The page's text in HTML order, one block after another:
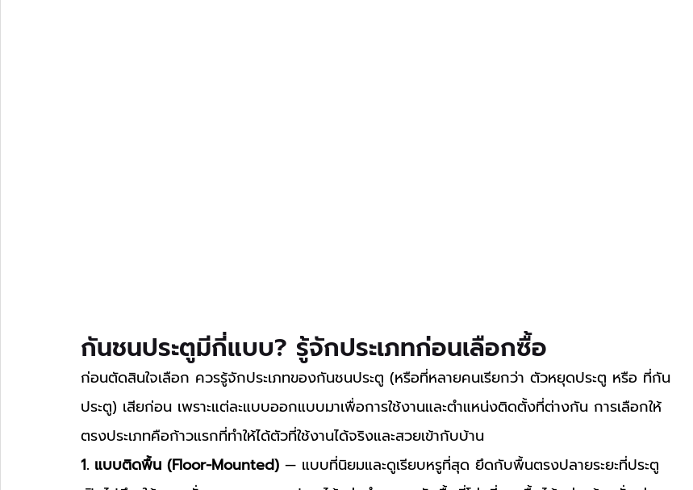
กันชนประตูมีกี่แบบ? รู้จักประเภทก่อนเลือกซื้อ
ก่อนตัดสินใจเลือก ควรรู้จักประเภทของกันชนประตู (หรือที่หลายคนเรียกว่า ตัวหยุดประตู หรือ ที่กัน
ประตู) เสียก่อน เพราะแต่ละแบบออกแบบมาเพื่อการใช้งานและตำแหน่งติดตั้งที่ต่างกัน การเลือกให้
ตรงประเภทคือก้าวแรกที่ทำให้ได้ตัวที่ใช้งานได้จริงและสวยเข้ากับบ้าน
1. แบบติดพื้น (Floor-Mounted) — แบบที่นิยมและดูเรียบหรูที่สุด ยึดกับพื้นตรงปลายระยะที่ประตู